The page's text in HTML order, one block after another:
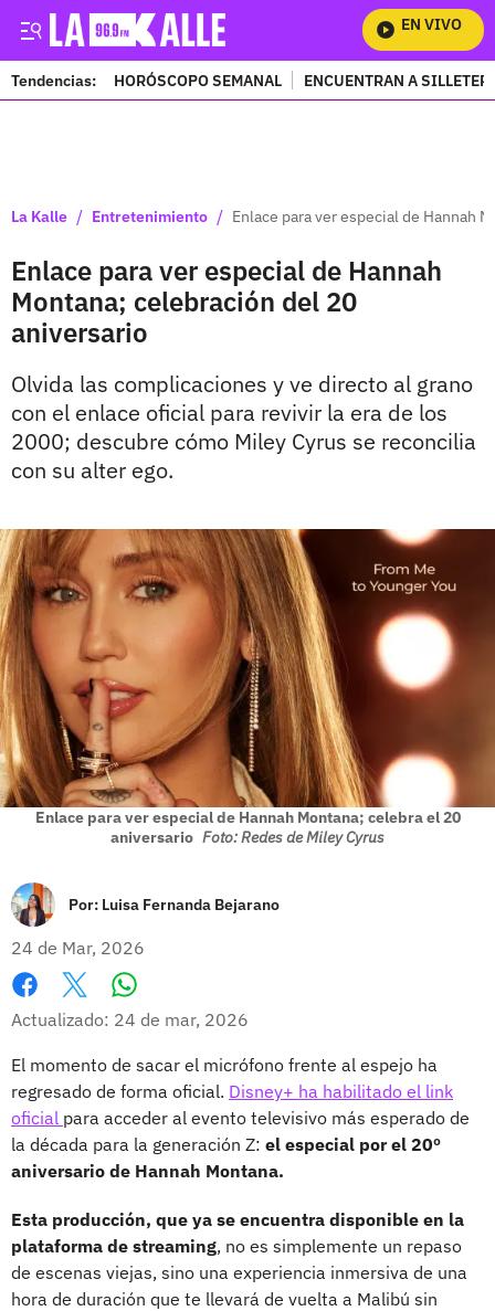
EN VIVO
Tendencias: HORÓSCOPO SEMANAL ENCUENTRAN A
La Kalle / Entretenimiento / Enlace para ver especial de Hannah
Enlace para ver especial de Hannah
Montana; celebración del 20
aniversario
Olvida las complicaciones y ve directo al grano
con el enlace oficial para revivir la era de los
2000; descubre cómo Miley Cyrus se reconcilia
con su alter ego.
Enlace para ver especial de Hannah Montana; celebra el 20
aniversario Foto: Redes de Miley Cyrus
Por: Luisa Fernanda Bejarano
24 de Mar, 2026
Facebook
X
Actualizado: 24 de mar, 2026
El momento de sacar el micrófono frente al espejo ha
regresado de forma oficial. Disney+ ha habilitado el link
oficial para acceder al evento televisivo más esperado de
la década para la generación Z: el especial por el 20º
aniversario de Hannah Montana.
Esta producción, que ya se encuentra disponible en la
plataforma de streaming, no es simplemente un repaso
de escenas viejas, sino una experiencia inmersiva de una
hora de duración que te llevará de vuelta a Malibú sin